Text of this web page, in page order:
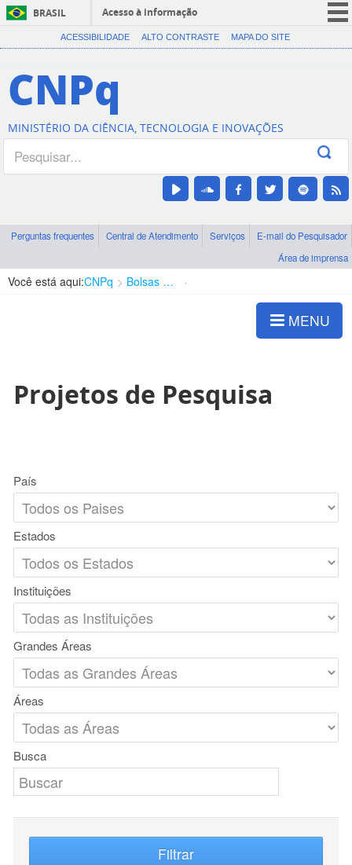
BRASIL
Acesso à informação
CORONAVÍRUS (COVID-19)
Canais
ACESSIBILIDADE ALTO CONTRASTE MAPA DO SITE
CNPq
MINISTÉRIO DA CIÊNCIA, TECNOLOGIA E INOVAÇÕES
Perguntas frequentes Central de Atendimento Serviços
E-mail do Pesquisador
Área de imprensa
Você está aqui:CNPq Bolsas e Auxílios Vigentes
MENU
Projetos de Pesquisa
País
Estados
Instituições
Grandes Áreas
Áreas
Busca
Filtrar